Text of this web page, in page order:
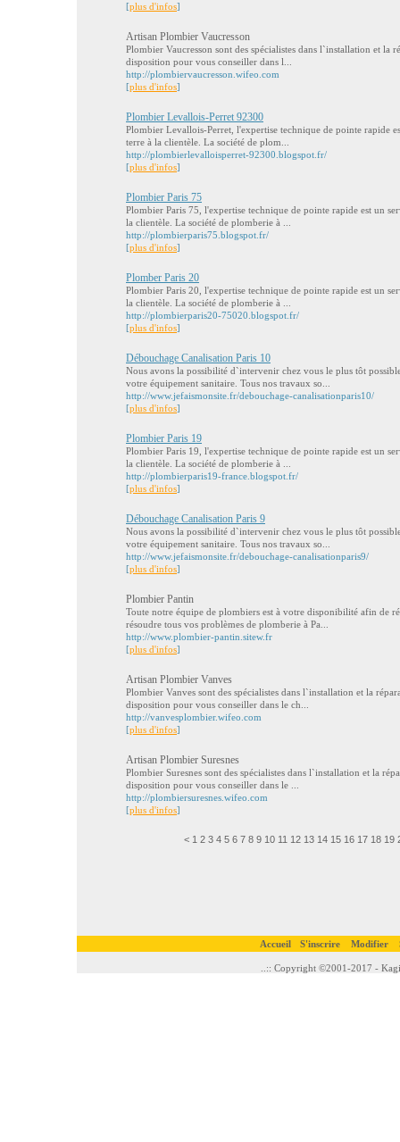
[plus d'infos]
Artisan Plombier Vaucresson
Plombier Vaucresson sont des spécialistes dans l`installation et la
disposition pour vous conseiller dans l...
http://plombiervaucresson.wifeo.com
[plus d'infos]
Plombier Levallois-Perret 92300
Plombier Levallois-Perret, l'expertise technique de pointe rapide
terre à la clientèle. La société de plom...
http://plombierlevalloisperret-92300.blogspot.fr/
[plus d'infos]
Plombier Paris 75
Plombier Paris 75, l'expertise technique de pointe rapide est un
la clientèle. La société de plomberie à ...
http://plombierparis75.blogspot.fr/
[plus d'infos]
Plomber Paris 20
Plombier Paris 20, l'expertise technique de pointe rapide est un
la clientèle. La société de plomberie à ...
http://plombierparis20-75020.blogspot.fr/
[plus d'infos]
Débouchage Canalisation Paris 10
Nous avons la possibilité d`intervenir chez vous le plus tôt
votre équipement sanitaire. Tous nos travaux so...
http://www.jefaismonsite.fr/debouchage-canalisationparis10/
[plus d'infos]
Plombier Paris 19
Plombier Paris 19, l'expertise technique de pointe rapide est un
la clientèle. La société de plomberie à ...
http://plombierparis19-france.blogspot.fr/
[plus d'infos]
Débouchage Canalisation Paris 9
Nous avons la possibilité d`intervenir chez vous le plus tôt
votre équipement sanitaire. Tous nos travaux so...
http://www.jefaismonsite.fr/debouchage-canalisationparis9/
[plus d'infos]
Plombier Pantin
Toute notre équipe de plombiers est à votre disponibilité afin de
résoudre tous vos problèmes de plomberie à Pa...
http://www.plombier-pantin.sitew.fr
[plus d'infos]
Artisan Plombier Vanves
Plombier Vanves sont des spécialistes dans l`installation et la
disposition pour vous conseiller dans le ch...
http://vanvesplombier.wifeo.com
[plus d'infos]
Artisan Plombier Suresnes
Plombier Suresnes sont des spécialistes dans l`installation et la
disposition pour vous conseiller dans le ...
http://plombiersuresnes.wifeo.com
[plus d'infos]
< 1 2 3 4 5 6 7 8 9 10 11 12 13 14 15 16 17 18 19
Accueil S'inscrire Modifier
..:: Copyright ©2001-2017 -